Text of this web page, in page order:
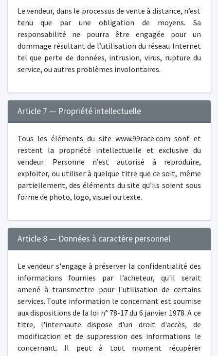
Le vendeur, dans le processus de vente à distance, n’est
tenu que par une obligation de moyens. Sa
responsabilité ne pourra être engagée pour un
dommage résultant de l’utilisation du réseau Internet
tel que perte de données, intrusion, virus, rupture du
service, ou autres problèmes involontaires.
Article 7 — Propriété intellectuelle
Tous les éléments du site www.99race.com sont et
restent la propriété intellectuelle et exclusive du
vendeur. Personne n’est autorisé à reproduire,
exploiter, ou utiliser à quelque titre que ce soit, même
partiellement, des éléments du site qu’ils soient sous
forme de photo, logo, visuel ou texte.
Article 8 — Données à caractère personnel
Le vendeur s'engage à préserver la confidentialité des
informations fournies par l’acheteur, qu'il serait
amené à transmettre pour l'utilisation de certains
services. Toute information le concernant est soumise
aux dispositions de la loi n° 78-17 du 6 janvier 1978. A ce
titre, l'internaute dispose d'un droit d'accès, de
modification et de suppression des informations le
concernant. Il peut à tout moment récupérer